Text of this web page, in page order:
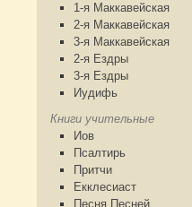
1-я Маккавейская
2-я Маккавейская
3-я Маккавейская
2-я Ездры
3-я Ездры
Иудифь
Книги учительные
Иов
Псалтирь
Притчи
Екклесиаст
Песня Песней